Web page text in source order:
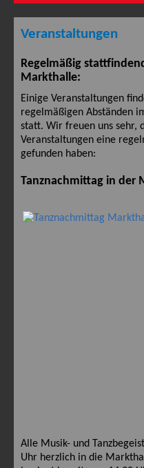
Veranstaltungen
Regelmäßig
Markthalle:
Einige Veranstaltungen
regelmäßigen Abständen
statt. Wir freuen uns sehr,
Veranstaltungen eine
gefunden haben:
Tanznachmittag in der
Alle Musik- und
Uhr herzlich in die